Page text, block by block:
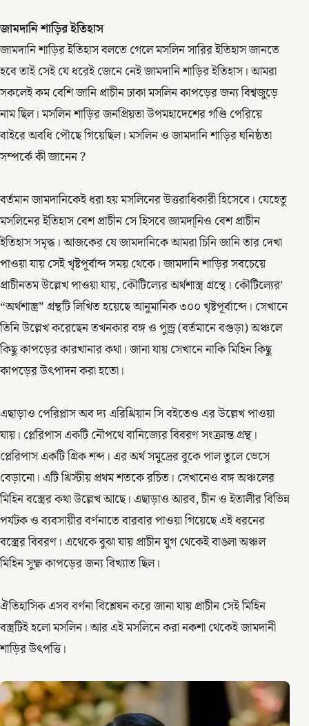
zapatillas Nike baratasblundstone outletborse y not al
70 di sconto zalandocustom ohio state jerseywill levis
jerseyflorida state football jersey borse y not al 70 di
sconto borse ynotand camicie donna24bottlescarpe
ovyèdr air martensborsa y notflorida state jersey
24bottle
জামদানি শাড়ির ইতিহাস
জামদানি শাড়ির ইতিহাস বলতে গেলে মসলিন সারির ইতিহাস জানতে
হবে তাই সেই যে ধরেই জেনে নেই জামদানি শাড়ির ইতিহাস। আমরা
সকলেই কম বেশি জানি প্রাচীন ঢাকা মসলিন কাপড়ের জন্য বিশ্বজুড়ে
নাম ছিল। মসলিন শাড়ির জনপ্রিয়তা উপমহাদেশের গণ্ডি পেরিয়ে
বাইরে অবধি পৌছে গিয়েছিল। মসলিন ও জামদানি শাড়ির ঘনিষ্ঠতা
সম্পর্কে কী জানেন ?
বর্তমান জামদানিকেই ধরা হয় মসলিনের উত্তরাধিকারী হিসেবে। যেহেতু
মসলিনের ইতিহাস বেশ প্রাচীন সে হিসবে জামদা্নিও বেশ প্রাচীন
ইতিহাস সমৃদ্ধ। আজকের যে জামদানিকে আমরা চিনি জানি তার দেখা
পাওয়া যায় সেই খৃষ্টপূর্বাব্দ সময় থেকে। জামদানি শাড়ির সবচেয়ে
প্রাচীনতম উল্লেখ পাওয়া যায়, কৌটিল্যের অর্থশাস্ত্র গ্রন্থে। কৌটিল্যের’
“অর্থশাস্ত্র” গ্রন্থটি লিখিত হয়েছে আনুমানিক ৩০০ খৃষ্টপূর্বাব্দে। সেখানে
তিনি উল্লেখ করেছেন তখনকার বঙ্গ ও পুন্ড্র (বর্তমানে বগুড়া) অঞ্চলে
কিছু কাপড়ের কারখানার কথা। জানা যায় সেখানে নাকি মিহিন কিছু
কাপড়ের উৎপাদন করা হতো।
এছাড়াও পেরিপ্লাস অব দ্য এরিথ্রিয়ান সি বইতেও এর উল্লেখ পাওয়া
যায়। প্লেরিপাস একটি নৌপথে বানিজ্যের বিবরণ সংক্রান্ত গ্রন্থ।
প্লেরিপাস একটি গ্রিক শব্দ। এর অর্থ সমুদ্রের বুকে পাল তুলে ভেসে
বেড়ানো। এটি খ্রিস্টীয় প্রথম শতকে রচিত। সেখানেও বঙ্গ অঞ্চলের
মিহিন বস্ত্রের কথা উল্লেখ আছে। এছাড়াও আরব, চীন ও ইতালীর বিভিন্ন
পর্যটক ও ব্যবসায়ীর বর্ণনাতে বারবার পাওয়া গিয়েছে এই ধরনের
বস্ত্রের বিবরণ। এথেকে বুঝা যায় প্রাচীন যুগ থেকেই বাঙলা অঞ্চল
মিহিন সুক্ষ্ণ কাপড়ের জন্য বিখ্যাত ছিল।
ঐতিহাসিক এসব বর্ণনা বিশ্লেষন করে জানা যায় প্রাচীন সেই মিহিন
বস্ত্রটিই হলো মসলিন। আর এই মসলিনে করা নকশা থেকেই জামদানী
শাড়ির উৎপত্তি।